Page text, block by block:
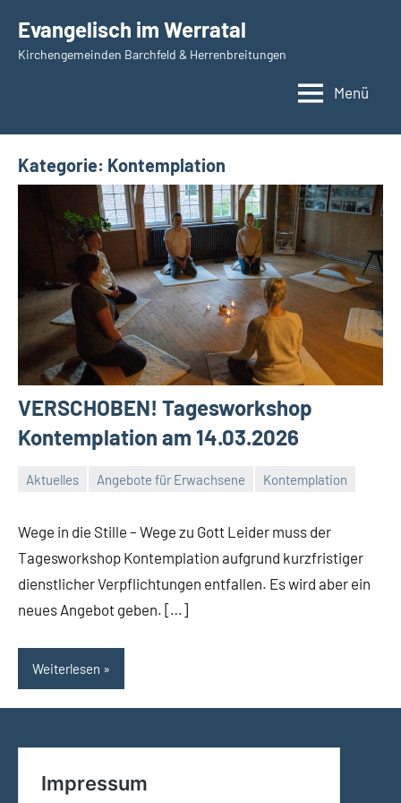
Inhalt
springen
Evangelisch im Werratal
Kirchengemeinden Barchfeld & Herrenbreitungen
Menü
Kategorie: Kontemplation
VERSCHOBEN! Tagesworkshop
Kontemplation am 14.03.2026
Aktuelles Angebote für Erwachsene Kontemplation
2026
Wege in die Stille – Wege zu Gott Leider muss der
Tagesworkshop Kontemplation aufgrund kurzfristiger
dienstlicher Verpflichtungen entfallen. Es wird aber ein
neues Angebot geben. […]
Weiterlesen